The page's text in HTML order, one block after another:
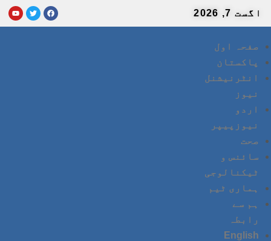
اگست 7, 2026
صفحہ اول
پاکستان
انٹرنیشنل
نیوز
اردو
نیوزپیپر
صحت
سائنس و
ٹیکنالوجی
ہماری ٹیم
ہم سے
رابطہ
English